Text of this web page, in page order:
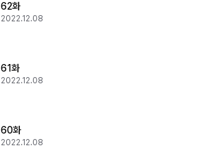
62화
2022.12.08
61화
2022.12.08
60화
2022.12.08